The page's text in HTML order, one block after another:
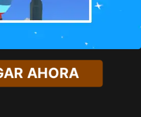
AHORA